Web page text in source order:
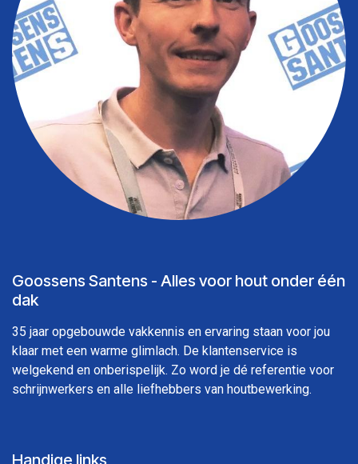
Goossens Santens - Alles voor hout onder één
dak
35 jaar opgebouwde vakkennis en ervaring staan voor jou
klaar met een warme glimlach. De klantenservice is
welgekend en onberispelijk. Zo word je dé referentie voor
schrijnwerkers en alle liefhebbers van houtbewerking.
Handige links